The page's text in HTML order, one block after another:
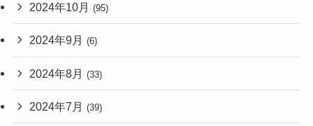
2024年10月 (95)
2024年9月 (6)
2024年8月 (33)
2024年7月 (39)